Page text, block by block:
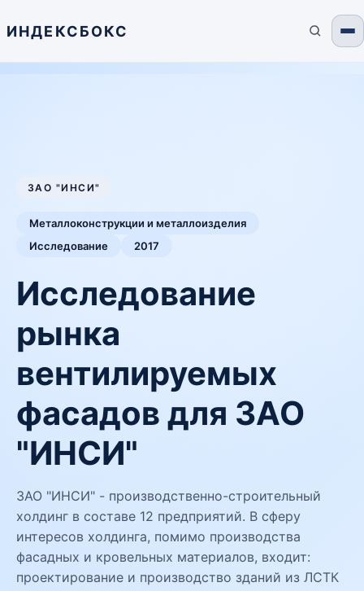
ИНДЕКСБОКС
ЗАО "ИНСИ"
Металлоконструкции и металлоизделия
Исследование
2017
Исследование
рынка
вентилируемых
фасадов для ЗАО
"ИНСИ"
ЗАО "ИНСИ" - производственно-строительный
холдинг в составе 12 предприятий. В сферу
интересов холдинга, помимо производства
фасадных и кровельных материалов, входит:
проектирование и производство зданий из ЛСТК